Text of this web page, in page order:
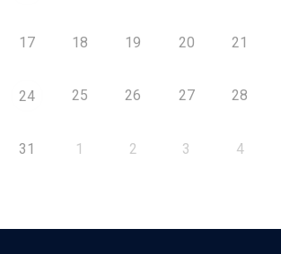
17 18 19 20 21
24 25 26 27 28
31 1 2 3 4